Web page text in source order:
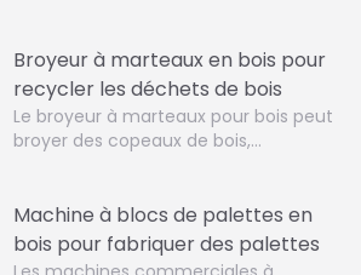
Broyeur à marteaux en bois pour
recycler les déchets de bois
Le broyeur à marteaux pour bois peut
broyer des copeaux de bois,…
Machine à blocs de palettes en
bois pour fabriquer des palettes